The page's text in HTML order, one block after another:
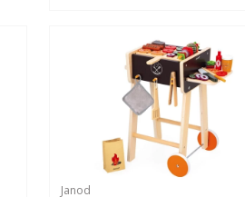
Janod